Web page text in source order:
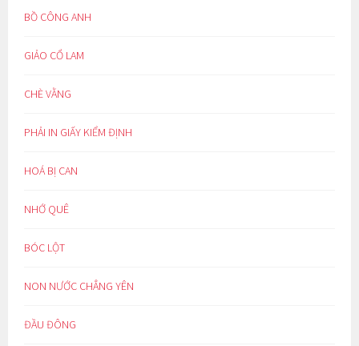
BỒ CÔNG ANH
GIẢO CỔ LAM
CHÈ VẰNG
PHẢI IN GIẤY KIỂM ĐỊNH
HOÁ BỊ CAN
NHỚ QUÊ
BÓC LỘT
NON NƯỚC CHẲNG YÊN
ĐẦU ĐÔNG